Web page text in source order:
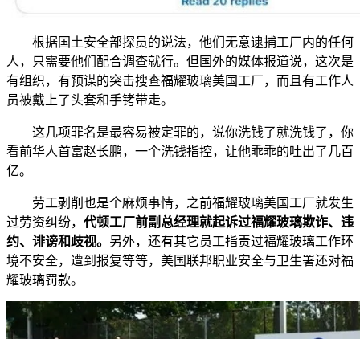
根据国土安全部探员的说法，他们无意逮捕工厂内的任何
人，只需要他们配合调查就行。但国外的媒体报道说，这次是
有组织，有预谋的突击搜查福耀玻璃美国工厂，而且有工作人
员被戴上了头套和手铐带走。
这几项罪名是最容易被定罪的，说你洗钱了就洗钱了，你
看前华人首富赵长鹏，一个洗钱指控，让他乖乖的吐出了几百
亿。
劳工剥削也是个麻烦事情，之前福耀玻璃美国工厂就发生
过劳资纠纷， 代顿工厂前副总经理就起诉过福耀玻璃欺诈、违
约、诽谤和歧视。 另外，还有其它员工指责过福耀玻璃工作环
境不安全，遭到报复等等，美国联邦职业安全与卫生署还对福
耀玻璃罚款。